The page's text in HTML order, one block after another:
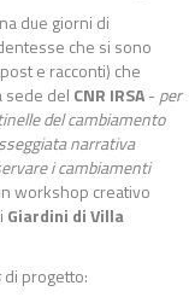
due giorni di
che si sono
e racconti) che
sede del CNR IRSA- per
del cambiamento
narrativa
i cambiamenti
workshop creativo
Giardini di Villa
di progetto: